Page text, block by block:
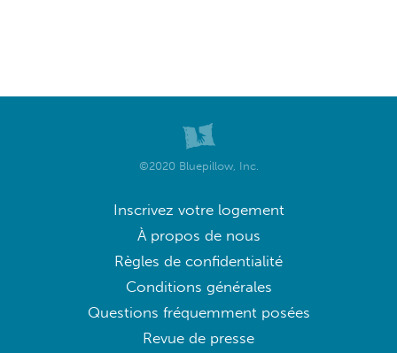
©2020 Bluepillow, Inc.
Inscrivez votre logement
À propos de nous
Règles de confidentialité
Conditions générales
Questions fréquemment posées
Revue de presse